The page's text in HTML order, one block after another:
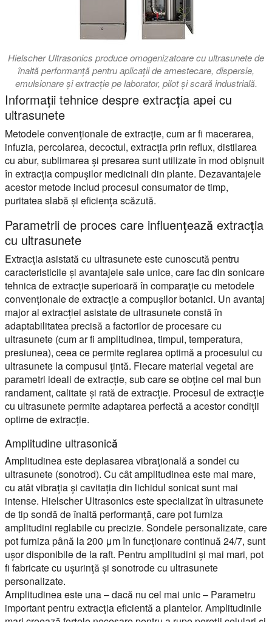
Hielscher Ultrasonics produce omogenizatoare cu ultrasunete de
înaltă performanță pentru aplicații de amestecare, dispersie,
emulsionare și extracție pe laborator, pilot și scară industrială.
Informații tehnice despre extracția apei cu
ultrasunete
Metodele convenționale de extracție, cum ar fi macerarea,
infuzia, percolarea, decoctul, extracția prin reflux, distilarea
cu abur, sublimarea și presarea sunt utilizate în mod obișnuit
în extracția compușilor medicinali din plante. Dezavantajele
acestor metode includ procesul consumator de timp,
puritatea slabă și eficiența scăzută.
Parametrii de proces care influențează extracția
cu ultrasunete
Extracția asistată cu ultrasunete este cunoscută pentru
caracteristicile și avantajele sale unice, care fac din sonicare
tehnica de extracție superioară în comparație cu metodele
convenționale de extracție a compușilor botanici. Un avantaj
major al extracției asistate de ultrasunete constă în
adaptabilitatea precisă a factorilor de procesare cu
ultrasunete (cum ar fi amplitudinea, timpul, temperatura,
presiunea), ceea ce permite reglarea optimă a procesului cu
ultrasunete la compusul țintă. Fiecare material vegetal are
parametri ideali de extracție, sub care se obține cel mai bun
randament, calitate și rată de extracție. Procesul de extracție
cu ultrasunete permite adaptarea perfectă a acestor condiții
optime de extracție.
Amplitudine ultrasonică
Amplitudinea este deplasarea vibrațională a sondei cu
ultrasunete (sonotrod). Cu cât amplitudinea este mai mare,
cu atât vibrația și cavitația din lichidul sonicat sunt mai
intense. Hielscher Ultrasonics este specializat în ultrasunete
de tip sondă de înaltă performanță, care pot furniza
amplitudini reglabile cu precizie. Sondele personalizate, care
pot furniza până la 200 μm în funcționare continuă 24/7, sunt
ușor disponibile de la raft. Pentru amplitudini și mai mari, pot
fi fabricate cu ușurință și sonotrode cu ultrasunete
personalizate.
Amplitudinea este una – dacă nu cel mai unic – Parametru
important pentru extracția eficientă a plantelor. Amplitudinile